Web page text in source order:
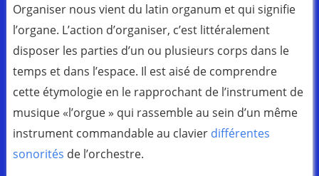
Organiser nous vient du latin organum et qui signifie
l’organe. L’action d’organiser, c’est littéralement
disposer les parties d’un ou plusieurs corps dans le
temps et dans l’espace. Il est aisé de comprendre
cette étymologie en le rapprochant de l’instrument de
musique «l’orgue » qui rassemble au sein d’un même
instrument commandable au clavier différentes
sonorités de l’orchestre.